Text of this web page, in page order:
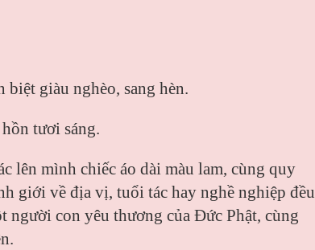
giàu nghèo, sang hèn.
tươi sáng.
lên mình chiếc áo dài màu lam, cùng quy
giới về địa vị, tuổi tác hay nghề nghiệp đều
con yêu thương của Đức Phật, cùng